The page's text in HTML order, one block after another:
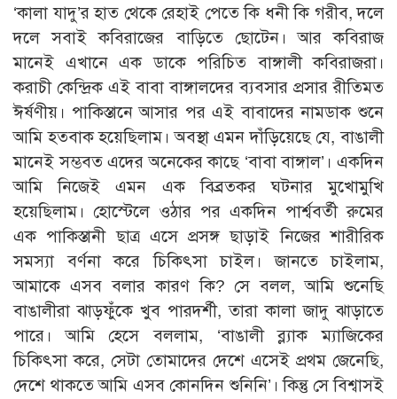
‘কালা যাদু’র হাত থেকে রেহাই পেতে কি ধনী কি গরীব, দলে
দলে সবাই কবিরাজের বাড়িতে ছোটেন। আর কবিরাজ
মানেই এখানে এক ডাকে পরিচিত বাঙ্গালী কবিরাজরা।
করাচী কেন্দ্রিক এই বাবা বাঙ্গালদের ব্যবসার প্রসার রীতিমত
ঈর্ষণীয়। পাকিস্তানে আসার পর এই বাবাদের নামডাক শুনে
আমি হতবাক হয়েছিলাম। অবস্থা এমন দাঁড়িয়েছে যে, বাঙালী
মানেই সম্ভবত এদের অনেকের কাছে ‘বাবা বাঙ্গাল’। একদিন
আমি নিজেই এমন এক বিব্রতকর ঘটনার মুখোমুখি
হয়েছিলাম। হোস্টেলে ওঠার পর একদিন পার্শ্ববর্তী রুমের
এক পাকিস্তানী ছাত্র এসে প্রসঙ্গ ছাড়াই নিজের শারীরিক
সমস্যা বর্ণনা করে চিকিৎসা চাইল। জানতে চাইলাম,
আমাকে এসব বলার কারণ কি? সে বলল, আমি শুনেছি
বাঙালীরা ঝাড়ফুঁকে খুব পারদর্শী, তারা কালা জাদু ঝাড়াতে
পারে। আমি হেসে বললাম, ‘বাঙালী ব্ল্যাক ম্যাজিকের
চিকিৎসা করে, সেটা তোমাদের দেশে এসেই প্রথম জেনেছি,
দেশে থাকতে আমি এসব কোনদিন শুনিনি’। কিন্তু সে বিশ্বাসই